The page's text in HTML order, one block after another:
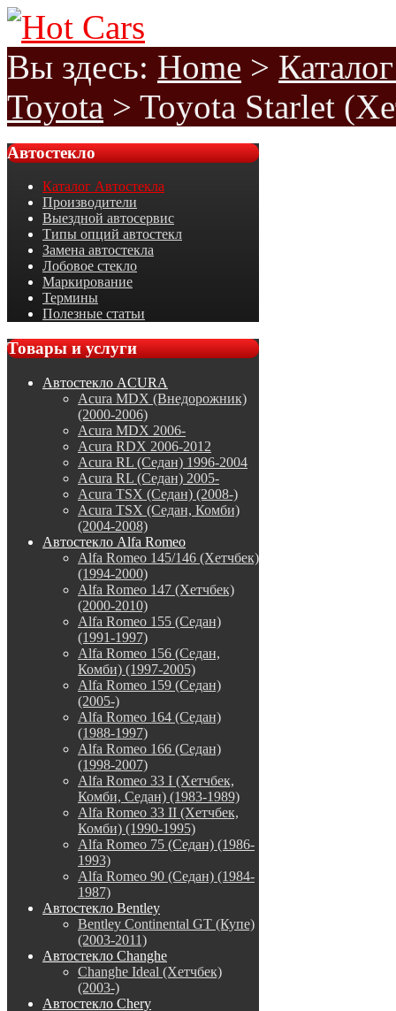
Вы здесь: Home >
Toyota > Toyota Starlet
Автостекло
Каталог Автостекла
Производители
Выездной автосервис
Типы опций автостекл
Замена автостекла
Лобовое стекло
Маркирование
Термины
Полезные статьи
Товарыи услуги
Автостекло ACURA
Acura MDX (Внедорожник)
(2000-2006)
Acura MDX 2006-
Acura RDX 2006-2012
Acura RL (Седан) 1996-2004
Acura RL (Седан) 2005-
Acura TSX (Седан) (2008-)
Acura TSX (Седан, Комби)
(2004-2008)
Автостекло Alfa Romeo
Alfa Romeo 145/146 (Хетчбек)
(1994-2000)
Alfa Romeo 147 (Хетчбек)
(2000-2010)
Alfa Romeo 155 (Седан)
(1991-1997)
Alfa Romeo 156 (Седан,
Комби) (1997-2005)
Alfa Romeo 159 (Седан)
(2005-)
Alfa Romeo 164 (Седан)
(1988-1997)
Alfa Romeo 166 (Седан)
(1998-2007)
Alfa Romeo 33 I (Хетчбек,
Комби, Седан) (1983-1989)
Alfa Romeo 33 II (Хетчбек,
Комби) (1990-1995)
Alfa Romeo 75 (Седан) (1986-
1993)
Alfa Romeo 90 (Седан) (1984-
1987)
Автостекло Bentley
Bentley Continental GT (Купе)
(2003-2011)
Автостекло Changhe
Changhe Ideal (Хетчбек)
(2003-)
Автостекло Chery